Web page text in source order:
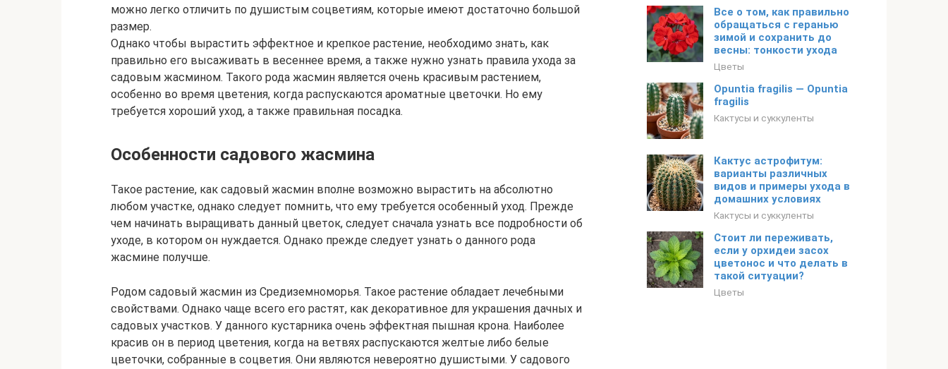
можно легко отличить по душистым соцветиям, которые имеют достаточно большой
размер.
Однако чтобы вырастить эффектное и крепкое растение, необходимо знать, как
правильно его высаживать в весеннее время, а также нужно узнать правила ухода за
садовым жасмином. Такого рода жасмин является очень красивым растением,
особенно во время цветения, когда распускаются ароматные цветочки. Но ему
требуется хороший уход, а также правильная посадка.
Особенности садового жасмина
Такое растение, как садовый жасмин вполне возможно вырастить на абсолютно
любом участке, однако следует помнить, что ему требуется особенный уход. Прежде
чем начинать выращивать данный цветок, следует сначала узнать все подробности об
уходе, в котором он нуждается. Однако прежде следует узнать о данного рода
жасмине получше.
Родом садовый жасмин из Средиземноморья. Такое растение обладает лечебными
свойствами. Однако чаще всего его растят, как декоративное для украшения дачных и
садовых участков. У данного кустарника очень эффектная пышная крона. Наиболее
красив он в период цветения, когда на ветвях распускаются желтые либо белые
цветочки, собранные в соцветия. Они являются невероятно душистыми. У садового
Все о том, как правильно
обращаться с геранью
зимой и сохранить до
весны: тонкости ухода
Цветы
Opuntia fragilis — Opuntia
fragilis
Кактусы и суккуленты
Кактус астрофитум:
варианты различных
видов и примеры ухода в
домашних условиях
Кактусы и суккуленты
Стоит ли переживать,
если у орхидеи засох
цветонос и что делать в
такой ситуации?
Цветы